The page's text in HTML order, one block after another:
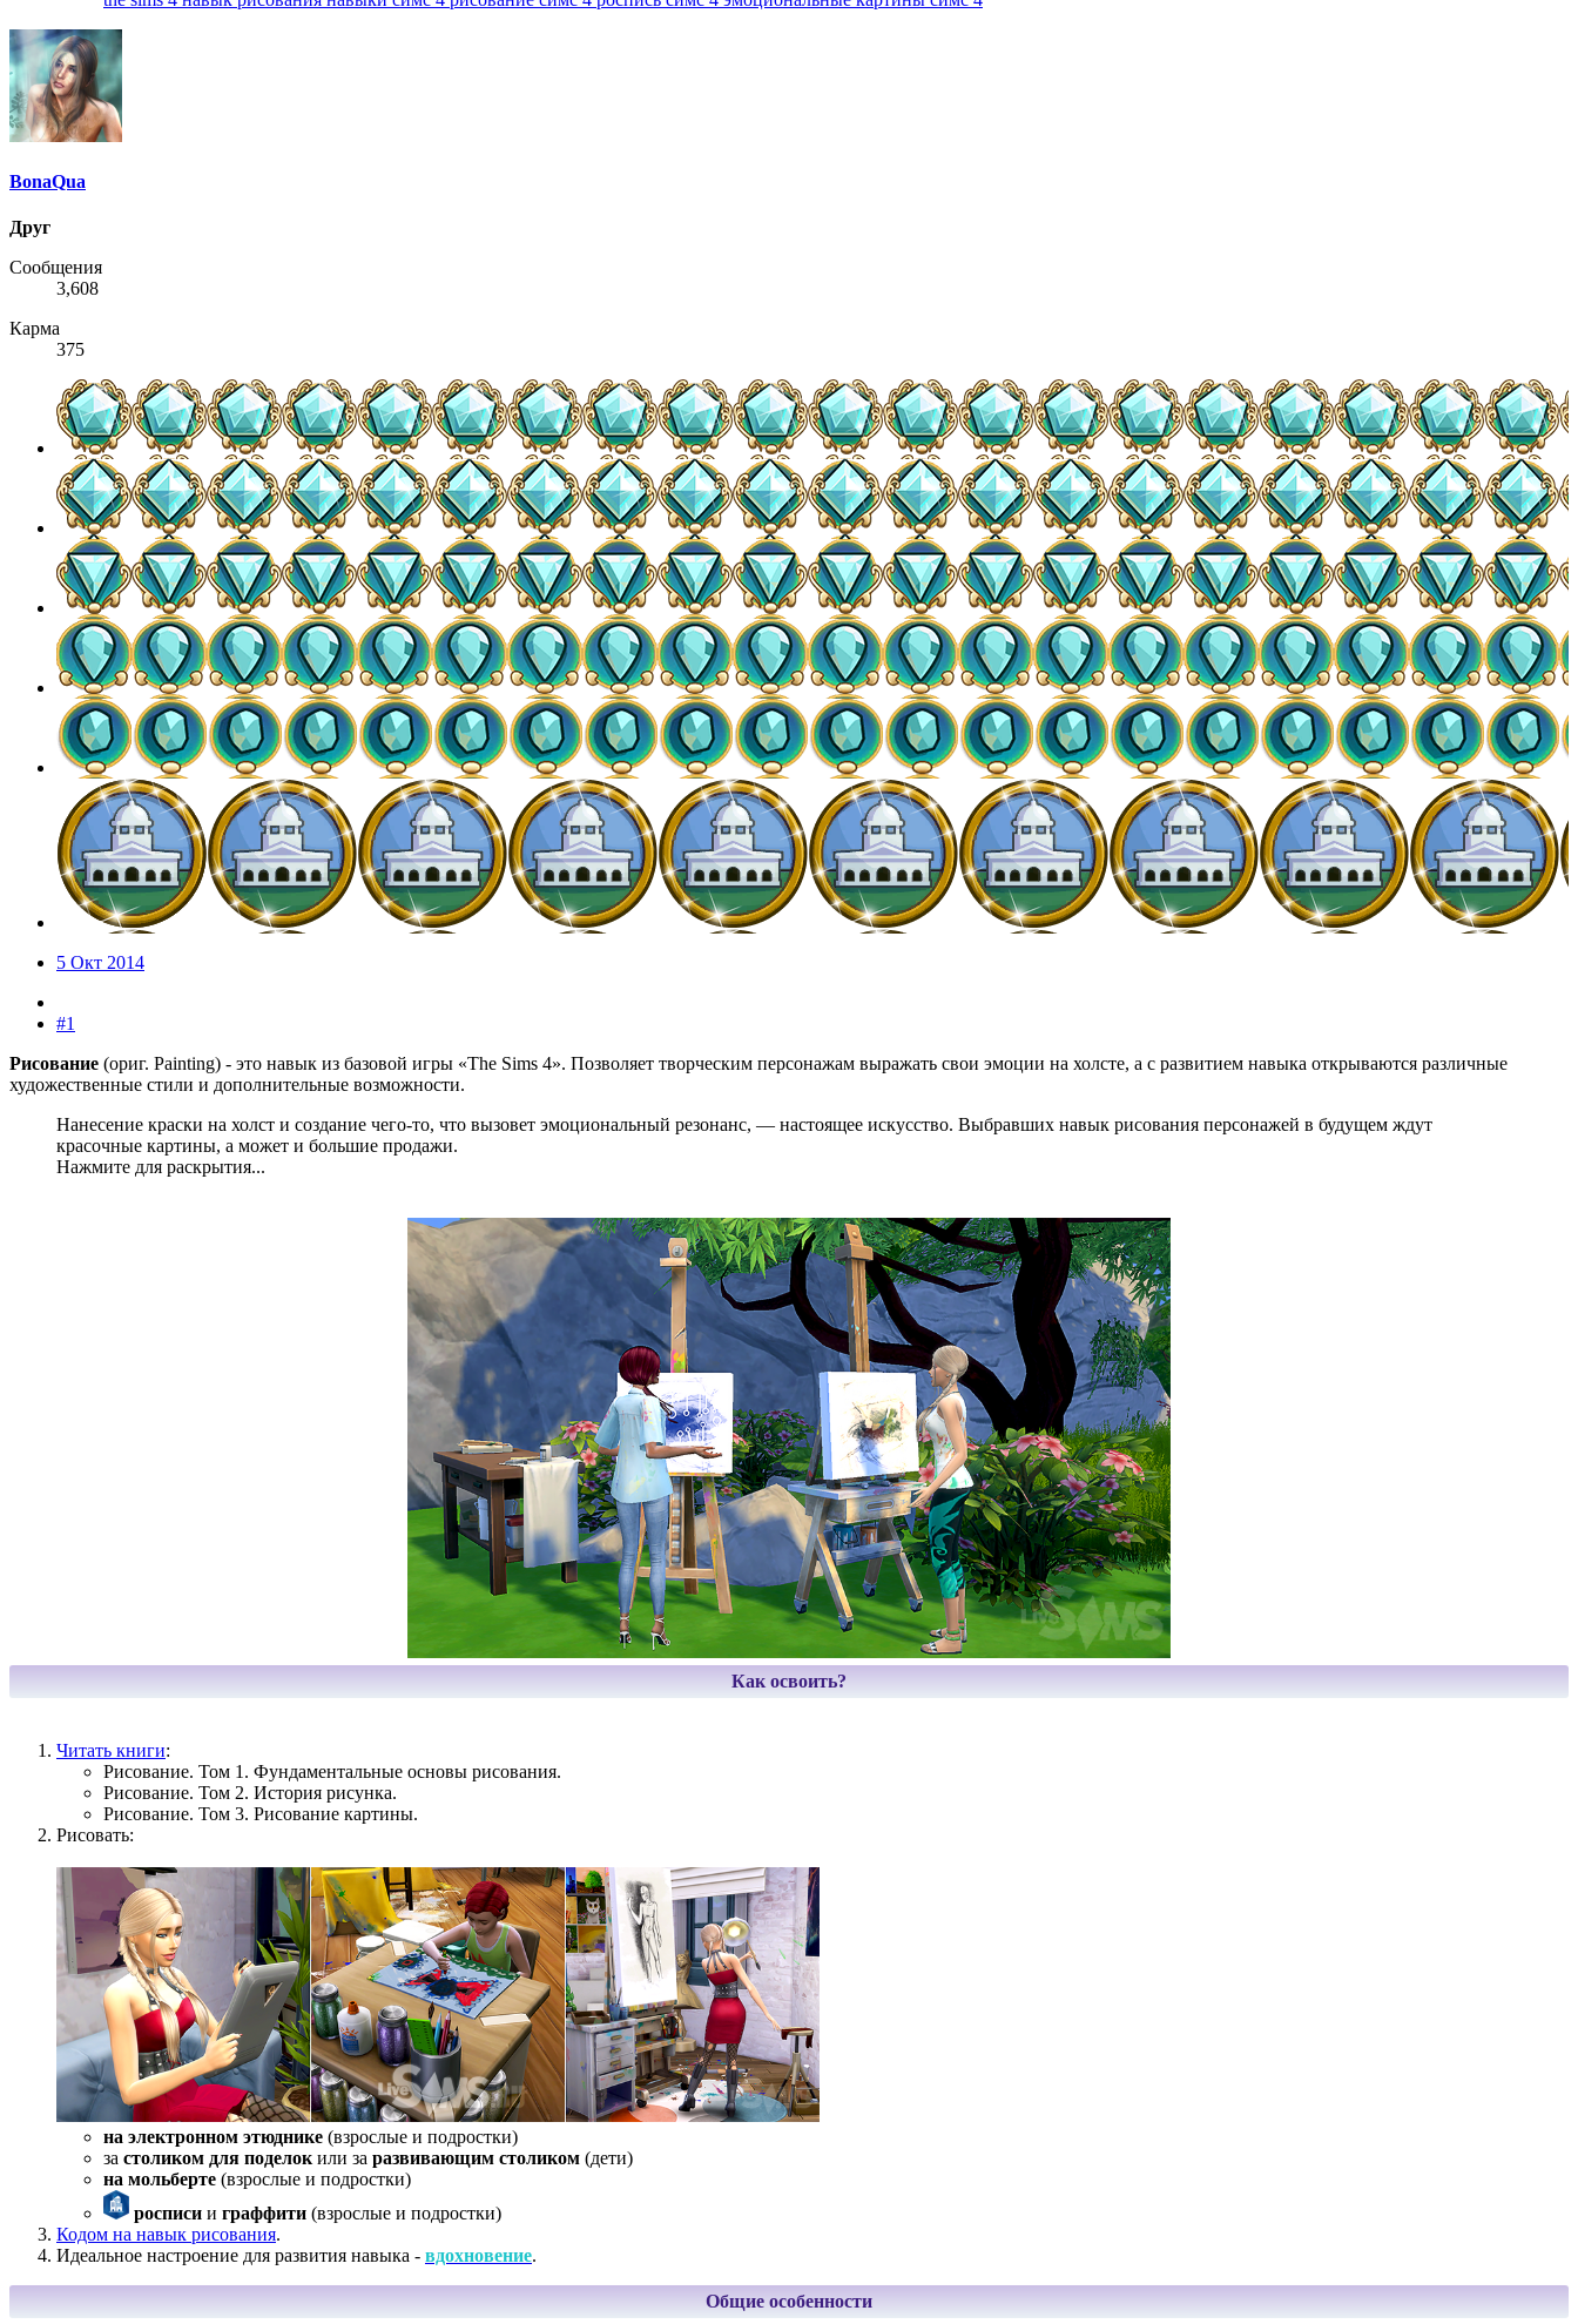
BonaQua
Друг
Сообщения
3,608
Карма
375
5 Окт 2014
#1
Рисование (ориг. Painting) - это навык из базовой игры «The Sims 4». Позволяет творческим персонажам выражать свои эмоции на холсте, а с развитием навыка открываются различные
художественные стили и дополнительные возможности.
Нанесение краски на холст и создание чего-то, что вызовет эмоциональный резонанс, — настоящее искусство. Выбравших навык рисования персонажей в будущем ждут
красочные картины, а может и большие продажи.
Нажмите для раскрытия...
Как освоить?
Читать книги:
Рисование. Том 1. Фундаментальные основы рисования.
Рисование. Том 2. История рисунка.
Рисование. Том 3. Рисование картины.
Рисовать:
на электронном этюднике (взрослые и подростки)
за столиком для поделок или за развивающим столиком (дети)
на мольберте (взрослые и подростки)
росписи и граффити (взрослые и подростки)
Кодом на навык рисования.
Идеальное настроение для развития навыка - вдохновение.
Общие особенности